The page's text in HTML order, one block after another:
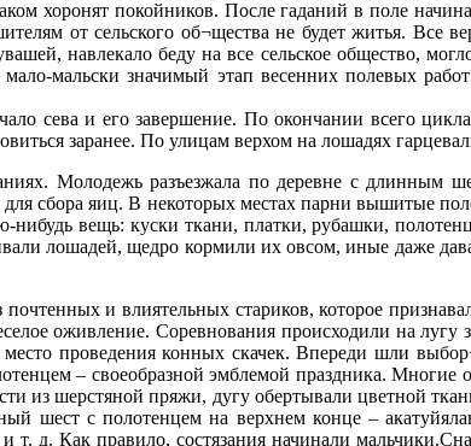
хоронят покойников. После гаданий в поле
от сельского об¬щества не будет житья. Все
навлекало беду на все сельское общество,
мальски значимый этап весенних полевых
сева и его завершение. По окончании всего цикла
заранее. По улицам верхом на лошадях
Молодежь разъезжала по деревне с
сбора яиц. В некоторых местах парни вышитые
вещь: куски ткани, платки, рубашки,
лошадей, щедро кормили их овсом, иные даже
и влиятельных стариков, которое
оживление. Соревнования происходили на
место проведения конных скачек. Впереди шли
– своеобразной эмблемой праздника. Многие
из шерстяной пряжи, дугу обертывали цветной
с полотенцем на верхнем конце –
т. д. Как правило, состязания начинали